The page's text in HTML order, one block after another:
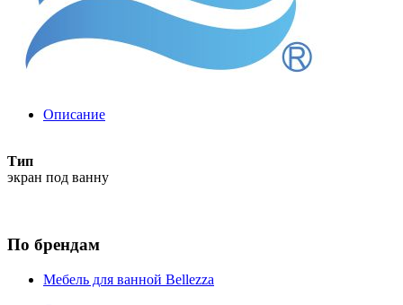
Описание
Тип
экран под ванну
По брендам
Мебель для ванной Bellezza